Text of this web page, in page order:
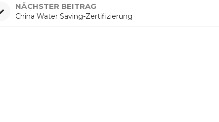
NÄCHSTER BEITRAG
China Water Saving-Zertifizierung